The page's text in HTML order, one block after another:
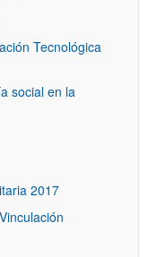
Tecnológica
social en la
2017